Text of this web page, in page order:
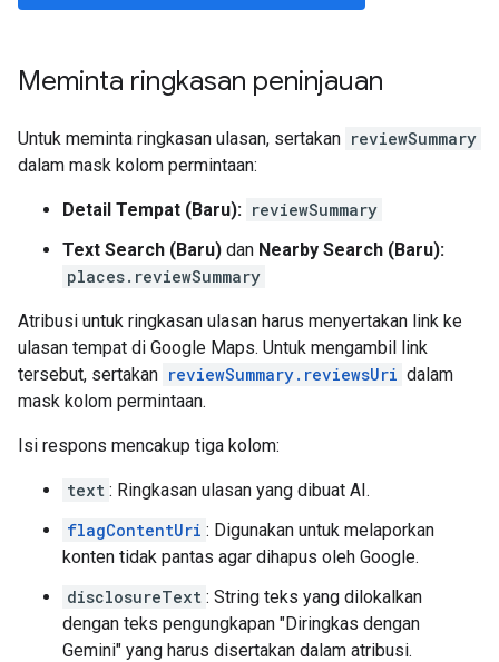
Meminta ringkasan peninjauan
Untuk meminta ringkasan ulasan, sertakan reviewSummary
dalam mask kolom permintaan:
Detail Tempat (Baru): reviewSummary
Text Search (Baru) dan Nearby Search (Baru):
places.reviewSummary
Atribusi untuk ringkasan ulasan harus menyertakan link ke
ulasan tempat di Google Maps. Untuk mengambil link
tersebut, sertakan reviewSummary.reviewsUri dalam
mask kolom permintaan.
Isi respons mencakup tiga kolom:
text : Ringkasan ulasan yang dibuat AI.
flagContentUri : Digunakan untuk melaporkan
konten tidak pantas agar dihapus oleh Google.
disclosureText : String teks yang dilokalkan
dengan teks pengungkapan "Diringkas dengan
Gemini" yang harus disertakan dalam atribusi.